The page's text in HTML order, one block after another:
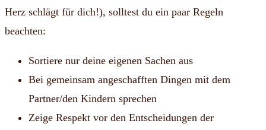
Herz schlägt für dich!), solltest du ein paar Regeln
beachten:
Sortiere nur deine eigenen Sachen aus
Bei gemeinsam angeschafften Dingen mit dem
Partner/den Kindern sprechen
Zeige Respekt vor den Entscheidungen der